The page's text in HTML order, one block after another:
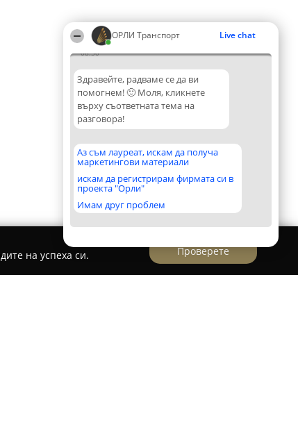
ОРЛИ Транспорт Live chat
08:50
Здравейте, радваме се да ви
помогнем! 🙂 Моля, кликнете
върху съответната тема на
разговора!
Аз съм лауреат, искам да получа
маркетингови материали
искам да регистрирам фирмата си в
проекта "Орли"
Имам друг проблем
на успеха си.
Проверете